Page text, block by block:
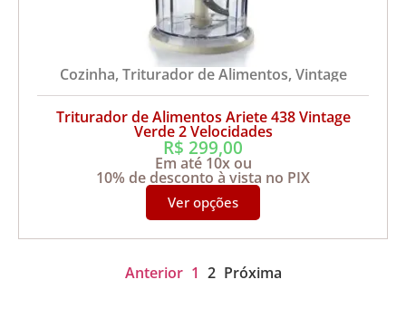
Cozinha, Triturador de Alimentos, Vintage
Triturador de Alimentos Ariete 438 Vintage
Verde 2 Velocidades
R$ 299,00
Em até 10x ou
10% de desconto à vista no PIX
Ver opções
Anterior 1 2 Próxima